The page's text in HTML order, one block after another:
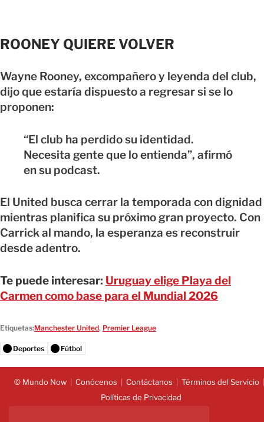
ROONEY QUIERE VOLVER
Wayne Rooney, excompañero y leyenda del club,
dijo que estaría dispuesto a regresar si se lo
proponen:
“El club ha perdido su identidad.
Necesita gente que lo entienda”, afirmó
en su podcast.
El United busca cerrar la temporada con dignidad
mientras planifica su próximo gran proyecto. Con
Carrick al mando, la esperanza es reconstruir
desde adentro.
Te puede interesar: Uruguay elige Playa del
Carmen como base para el Mundial 2026
Etiquetas:Manchester United, Premier League
Deportes Fútbol
© Mundo Now Conócenos Contáctanos
Términos del Servicio
Políticas de Privacidad